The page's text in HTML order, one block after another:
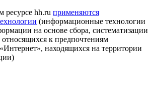
hh.ru применяются
(информационные технологии
на основе сбора, систематизации
относящихся к предпочтениям
находящихся на территории